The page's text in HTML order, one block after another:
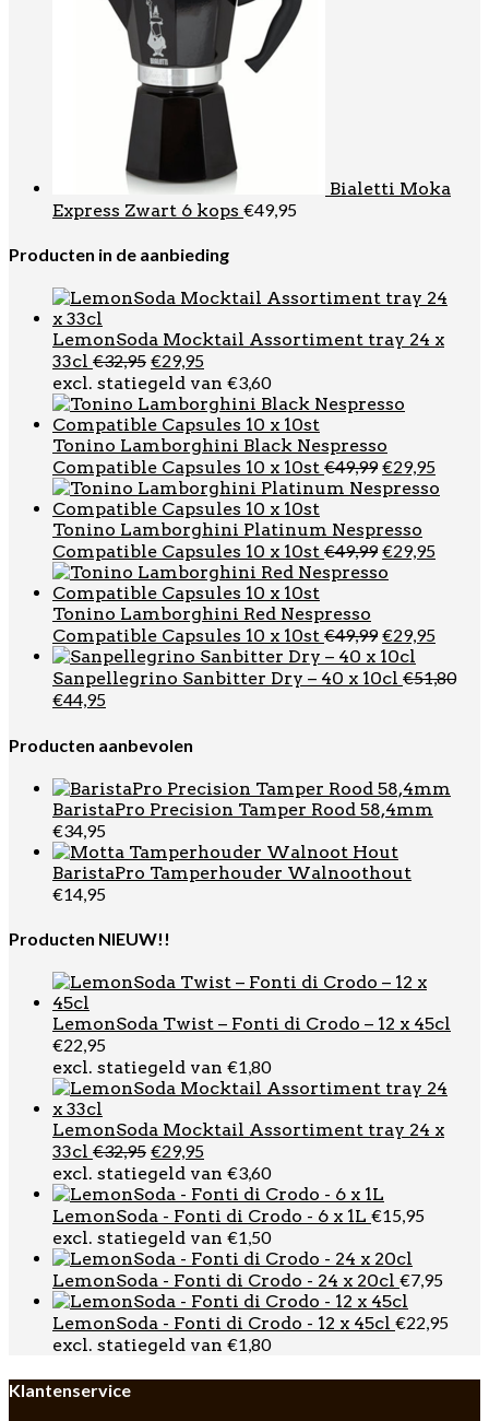
Bialetti Moka
Express Zwart 6 kops €49,95
Producten in de aanbieding
LemonSoda Mocktail Assortiment tray 24 x
33cl €32,95 Oorspronkelijke
prijs
was:
€32,95.
€29,95Huidige
prijs
is:
€29,95.
excl. statiegeld van €3,60
Tonino Lamborghini Black Nespresso
Compatible Capsules 10 x 10st €49,99
prijs
€49,99.
€29,95
prijs
Tonino Lamborghini Platinum Nespresso
Compatible Capsules 10 x 10st €49,99
prijs
€29,95
Tonino Lamborghini Red Nespresso
Compatible Capsules 10 x 10st €49,99
prijs
was:
€29,95
is:
Sanpellegrino Sanbitter Dry – 40 x 10cl €51,80
Oorspronkelijke
was:
€44,95Huidige
is:
Producten aanbevolen
BaristaPro Precision Tamper Rood 58,4mm
€34,95
BaristaPro Tamperhouder Walnoothout
€14,95
Producten NIEUW!!
LemonSoda Twist – Fonti di Crodo – 12 x 45cl
€22,95
excl. statiegeld van €1,80
LemonSoda Mocktail Assortiment tray 24 x
33cl €32,95 Oorspronkelijke
prijs
was:
€32,95.
€29,95Huidige
prijs
is:
€29,95.
excl. statiegeld van €3,60
LemonSoda - Fonti di Crodo - 6 x 1L €15,95
excl. statiegeld van €1,50
LemonSoda - Fonti di Crodo - 24 x 20cl €7,95
LemonSoda - Fonti di Crodo - 12 x 45cl €22,95
excl. statiegeld van €1,80
Klantenservice